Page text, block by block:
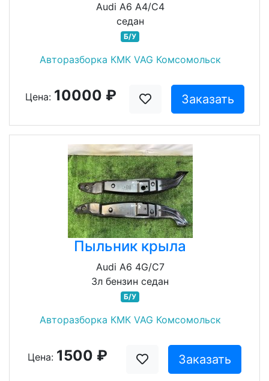
Audi A6 A4/C4
седан
Б/У
Авторазборка КМК VAG Комсомольск
Цена: 10000 ₽ Заказать
Пыльник крыла
Audi A6 4G/C7
3л бензин седан
Б/У
Авторазборка КМК VAG Комсомольск
Цена: 1500 ₽ Заказать